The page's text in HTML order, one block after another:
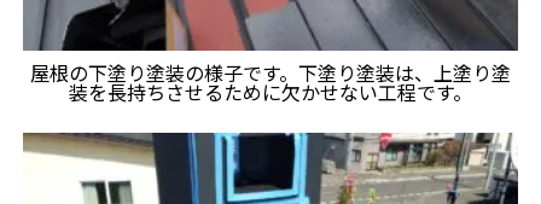
屋根の下塗り塗装の様子です。下塗り塗装は、上塗り塗
装を長持ちさせるために欠かせない工程です。